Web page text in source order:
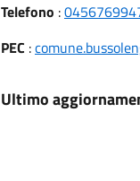
Telefono :
PEC :
Ultimo